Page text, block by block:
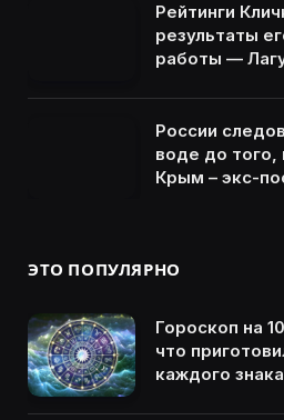
Рейтинги
результаты
работы —
России
воде до того,
Крым – экс-
ЭТО ПОПУЛЯРНО
Гороскоп на
что
каждого